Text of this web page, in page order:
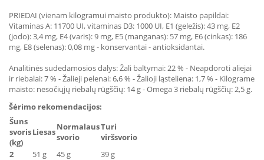
PRIEDAI (vienam kilogramui maisto produkto): Maisto papildai:
Vitaminas A: 11700 UI, vitaminas D3: 1000 UI, E1 (geležis): 43 mg, E2
(jodo): 3,4 mg, E4 (varis): 9 mg, E5 (manganas): 57 mg, E6 (cinkas): 186
mg, E8 (selenas): 0,08 mg - konservantai - antioksidantai.
Analitinės sudedamosios dalys: Žali baltymai: 22 % - Neapdoroti aliejai
ir riebalai: 7 % - Žalieji pelenai: 6,6 % - Žalioji ląsteliena: 1,7 % - Kilograme
maisto: nesočiųjų riebalų rūgščių: 14 g - Omega 3 riebalų rūgščių: 2,5 g.
Šėrimo rekomendacijos:
Šuns
svoris
(kg)
LiesasNormalaus
svorio
Turi
viršsvorio
2
51 g 45 g
39 g